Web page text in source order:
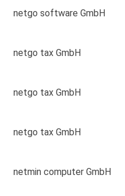
netgo software GmbH
netgo tax GmbH
netgo tax GmbH
netgo tax GmbH
netmin computer GmbH